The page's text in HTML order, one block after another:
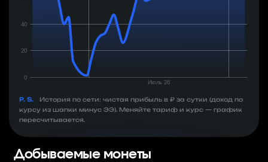
P. S.
История по сети: чистая прибыль в ₽ за сутки (доход по
курсу из шапки минус ЭЭ). Меняйте тариф и курс — график
пересчитывается.
Добываемые монеты